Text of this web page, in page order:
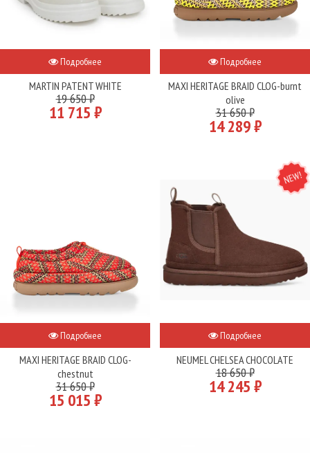
Подробнее
MARTIN PATENT WHITE
19 650 ₽
11 715 ₽
Подробнее
MAXI HERITAGE BRAID CLOG-burnt
olive
31 650 ₽
14 289 ₽
Подробнее
MAXI HERITAGE BRAID CLOG-
chestnut
31 650 ₽
15 015 ₽
NEW
Подробнее
NEUMEL CHELSEA CHOCOLATE
18 650 ₽
14 245 ₽